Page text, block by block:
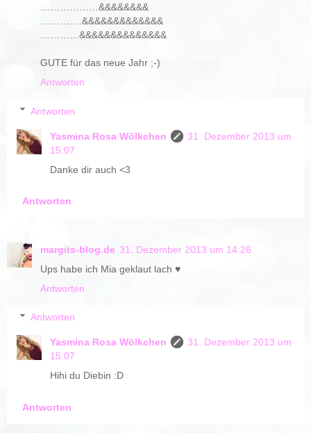
………………&&&&&&&&
………….&&&&&&&&&&&&&
…………&&&&&&&&&&&&&&
GUTE für das neue Jahr ;-)
Antworten
Antworten
Yasmina Rosa Wölkchen
31. Dezember 2013 um
15:07
Danke dir auch <3
Antworten
margits-blog.de 31. Dezember 2013 um 14:26
Ups habe ich Mia geklaut lach ♥
Antworten
Antworten
Yasmina Rosa Wölkchen
31. Dezember 2013 um
15:07
Hihi du Diebin :D
Antworten